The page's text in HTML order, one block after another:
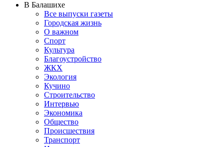
В Балашихе
Все выпуски газеты
Городская жизнь
О важном
Спорт
Культура
Благоустройство
ЖКХ
Экология
Кучино
Строительство
Интервью
Экономика
Общество
Происшествия
Транспорт